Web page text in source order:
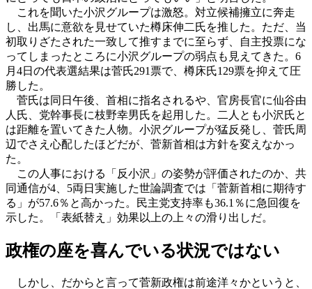
これを聞いた小沢グループは激怒。対立候補擁立に奔走
し、出馬に意欲を見せていた樽床伸二氏を推した。ただ、当
初取りざたされた一致して推すまでに至らず、自主投票にな
ってしまったところに小沢グループの弱点も見えてきた。6
月4日の代表選結果は菅氏291票で、樽床氏129票を抑えて圧
勝した。
菅氏は同日午後、首相に指名されるや、官房長官に仙谷由
人氏、党幹事長に枝野幸男氏を起用した。二人とも小沢氏と
は距離を置いてきた人物。小沢グループが猛反発し、菅氏周
辺でさえ心配したほどだが、菅新首相は方針を変えなかっ
た。
この人事における「反小沢」の姿勢が評価されたのか、共
同通信が4、5両日実施した世論調査では「菅新首相に期待す
る」が57.6％と高かった。民主党支持率も36.1％に急回復を
示した。「表紙替え」効果以上の上々の滑り出しだ。
政権の座を喜んでいる状況ではない
しかし、だからと言って菅新政権は前途洋々かというと、